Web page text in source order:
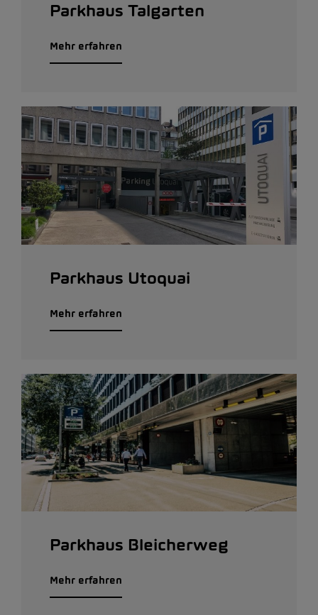
Parkhaus Talgarten
Mehr erfahren
Parkhaus Utoquai
Mehr erfahren
Parkhaus Bleicherweg
Mehr erfahren